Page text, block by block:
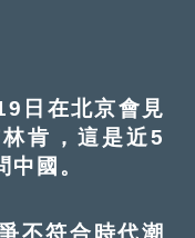
日在北京會見
肯，這是近5
國。
符合時代潮